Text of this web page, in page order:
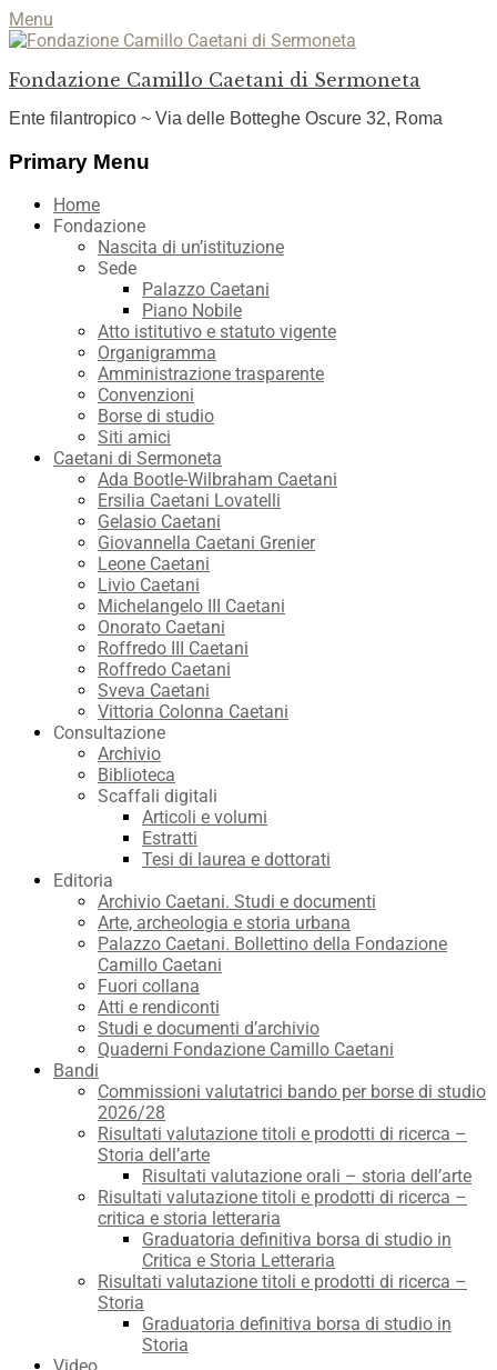
Menu
Fondazione Camillo Caetani di Sermoneta
Ente filantropico ~ Via delle Botteghe Oscure 32, Roma
Facebook
YouTube
Instagram
Primary Menu
Skip
Home
Fondazione
Nascita di un’istituzione
Sede
Palazzo Caetani
Piano Nobile
Atto istitutivo e statuto vigente
Organigramma
Amministrazione trasparente
Convenzioni
Borse di studio
Siti amici
Caetani di Sermoneta
Ada Bootle-Wilbraham Caetani
Ersilia Caetani Lovatelli
Gelasio Caetani
Giovannella Caetani Grenier
Leone Caetani
Livio Caetani
Michelangelo III Caetani
Onorato Caetani
Roffredo III Caetani
Roffredo Caetani
Sveva Caetani
Vittoria Colonna Caetani
Consultazione
Archivio
Biblioteca
Scaffali digitali
Articoli e volumi
Estratti
Tesi di laurea e dottorati
Editoria
Archivio Caetani. Studi e documenti
Arte, archeologia e storia urbana
Palazzo Caetani. Bollettino della Fondazione
Camillo Caetani
Fuori collana
Atti e rendiconti
Studi e documenti d’archivio
Quaderni Fondazione Camillo Caetani
Bandi
Commissioni valutatrici bando per borse di studio
2026/28
Risultati valutazione titoli e prodotti di ricerca –
Storia dell’arte
Risultati valutazione orali – storia dell’arte
Risultati valutazione titoli e prodotti di ricerca –
critica e storia letteraria
Graduatoria definitiva borsa di studio in
Critica e Storia Letteraria
Risultati valutazione titoli e prodotti di ricerca –
Storia
Graduatoria definitiva borsa di studio in
Storia